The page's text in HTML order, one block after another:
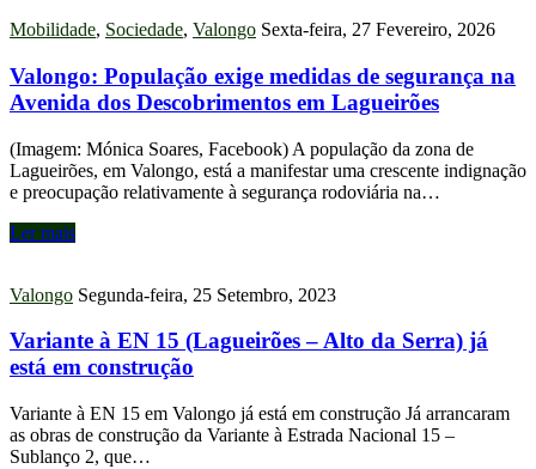
Mobilidade, Sociedade, Valongo Sexta-feira, 27 Fevereiro, 2026
Valongo: População exige medidas de segurança na
Avenida dos Descobrimentos em Lagueirões
(Imagem: Mónica Soares, Facebook) A população da zona de
Lagueirões, em Valongo, está a manifestar uma crescente indignação
e preocupação relativamente à segurança rodoviária na…
Ler mais
Valongo Segunda-feira, 25 Setembro, 2023
Variante à EN 15 (Lagueirões – Alto da Serra) já
está em construção
Variante à EN 15 em Valongo já está em construção Já arrancaram
as obras de construção da Variante à Estrada Nacional 15 –
Sublanço 2, que…